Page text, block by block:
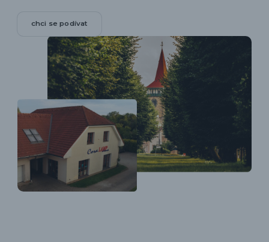
chci se podívat